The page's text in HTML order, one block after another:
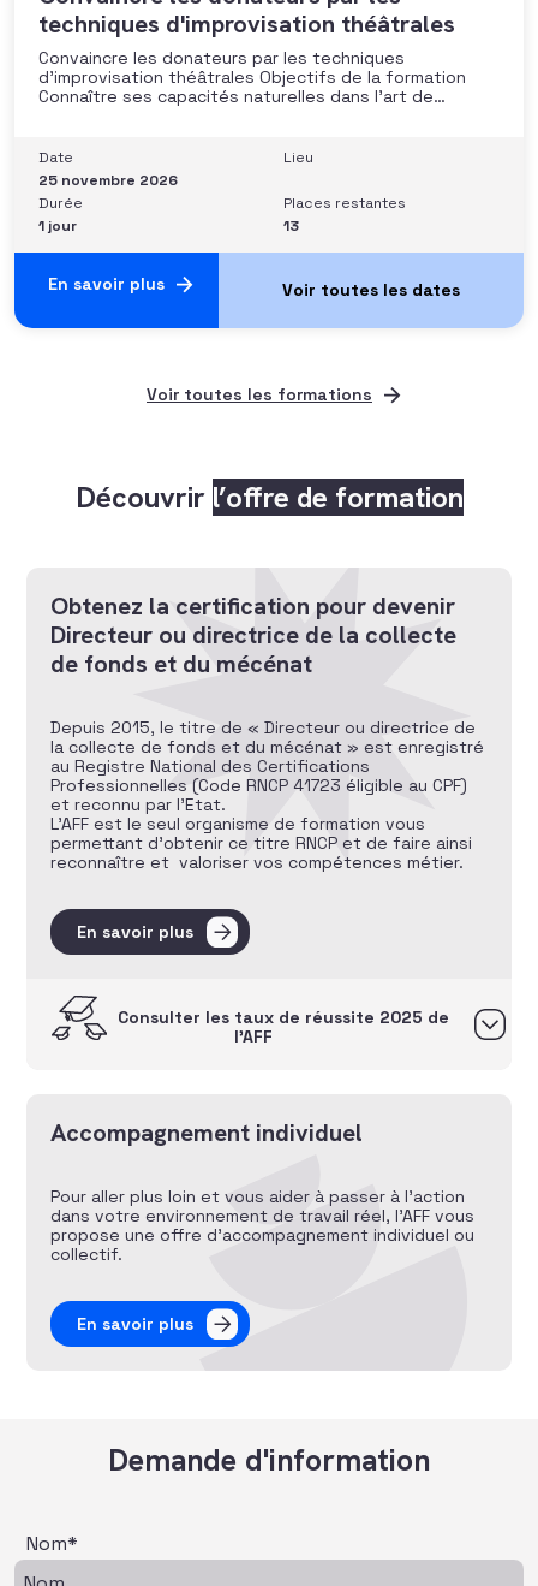
techniques d'improvisation théâtrales
Convaincre les donateurs par les techniques
d’improvisation théâtrales Objectifs de la formation
Connaître ses capacités naturelles dans l’art de
conviction et sur quoi elle se fonde (mots, attitude, …),
quelle est sa situation de
Date
25 novembre 2026
Lieu
Durée
1 jour
Places restantes
13
En savoir plus
Voir toutes les formations
Découvrir l’offre de formation
Obtenez la certification pour devenir
Directeur ou directrice de la collecte
de fonds et du mécénat
Depuis 2015, le titre de « Directeur ou directrice de
la collecte de fonds et du mécénat » est enregistré
au Registre National des Certifications
Professionnelles (Code RNCP 41723 éligible au CPF)
et reconnu par l’Etat.
L’AFF est le seul organisme de formation vous
permettant d’obtenir ce titre RNCP et de faire ainsi
reconnaître et valoriser vos compétences métier.
En savoir plus
Consulter les taux de réussite 2025 de
l’AFF
Accompagnement individuel
Pour aller plus loin et vous aider à passer à l’action
dans votre environnement de travail réel, l’AFF vous
propose une offre d’accompagnement individuel ou
collectif.
En savoir plus
Demande d'information
Nom*